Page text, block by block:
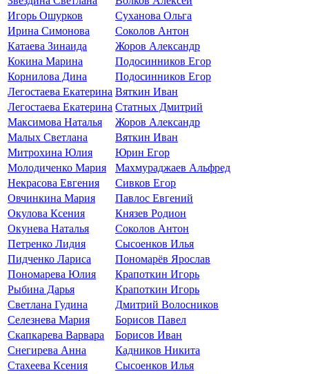
Игорь Ошурков
Суханова Ольга
Ирина Симонова
Соколов Антон
Катаева Зинаида
Жоров Александр
Кокина Марина
Подосинников Егор
Корнилова Дина
Подосинников Егор
Легостаева Екатерина Вяткин Иван
Легостаева Екатерина Статных Дмитрий
Максимова Наталья
Жоров Александр
Малых Светлана
Вяткин Иван
Митрохина Юлия
Юрин Егор
Молодиченко Мария
Махмураджаев Альфред
Некрасова Евгения
Сивков Егор
Овчинкина Мария
Павлос Евгений
Окулова Ксения
Князев Родион
Окунева Наталья
Соколов Антон
Петренко Лидия
Сысоенков Илья
Пидченко Лариса
Пономарёв Ярослав
Пономарева Юлия
Крапоткин Игорь
Рыбина Дарья
Крапоткин Игорь
Светлана Гудина
Дмитрий Волосников
Селезнева Мария
Борисов Павел
Скапкарева Варвара
Борисов Иван
Снегирева Анна
Кадников Никита
Стахеева Ксения
Сысоенков Илья